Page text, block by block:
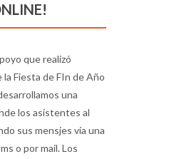
que realizó
Fiesta de FIn de Año
una
los asistentes al
sus mensjes vía una
o por mail. Los